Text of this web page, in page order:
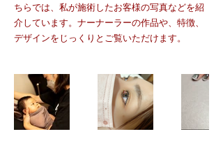
ちらでは、私が施術したお客様の写真などを紹
介しています。ナーナーラーの作品や、特徴、
デザインをじっくりとご覧いただけます。